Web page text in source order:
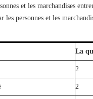
et les marchandises
les personnes et les
La
2
2